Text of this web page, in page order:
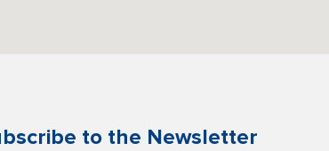
to the Newsletter